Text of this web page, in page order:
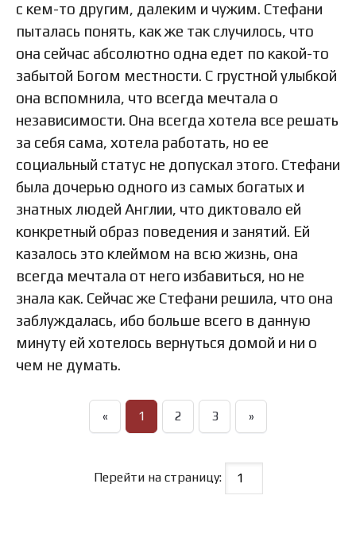
с кем-то другим, далеким и чужим. Стефани
пыталась понять, как же так случилось, что
она сейчас абсолютно одна едет по какой-то
забытой Богом местности. С грустной улыбкой
она вспомнила, что всегда мечтала о
независимости. Она всегда хотела все решать
за себя сама, хотела работать, но ее
социальный статус не допускал этого. Стефани
была дочерью одного из самых богатых и
знатных людей Англии, что диктовало ей
конкретный образ поведения и занятий. Ей
казалось это клеймом на всю жизнь, она
всегда мечтала от него избавиться, но не
знала как. Сейчас же Стефани решила, что она
заблуждалась, ибо больше всего в данную
минуту ей хотелось вернуться домой и ни о
чем не думать.
« 1 2 3 »
Перейти на страницу: